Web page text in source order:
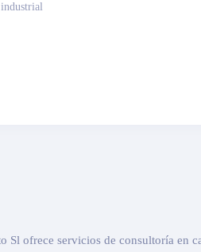
Sl ofrece servicios de consultoría en